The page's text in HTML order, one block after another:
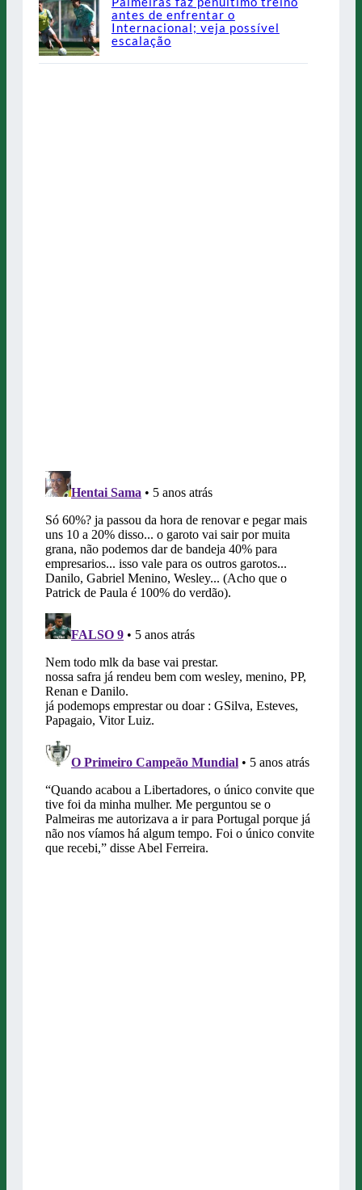
antes de enfrentar o
Internacional; veja possível
escalação